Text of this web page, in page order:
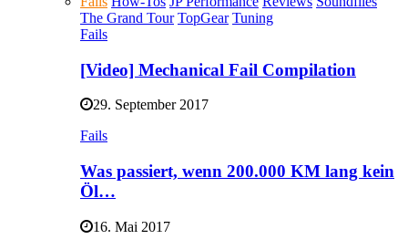
The Grand Tour TopGear Tuning
Fails
[Video] Mechanical Fail Compilation
29. September 2017
Fails
Was passiert, wenn 200.000 KM lang kein
Öl…
16. Mai 2017